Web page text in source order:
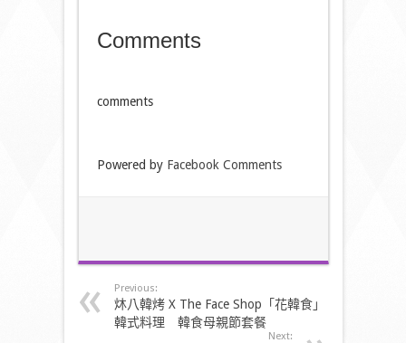
Comments
comments
Powered by Facebook Comments
Previous:
炑八韓烤 X The Face Shop「花韓食」
韓式料理 韓食母親節套餐
Next: